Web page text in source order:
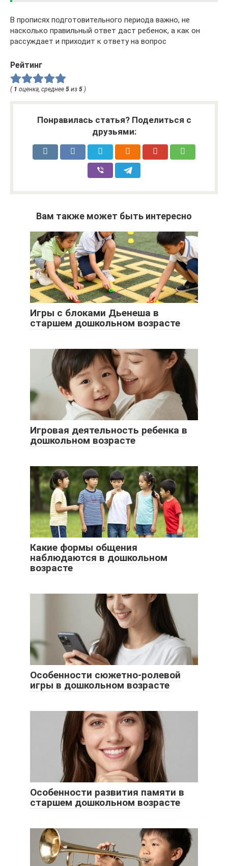
В прописях подготовительного периода важно, не
насколько правильный ответ даст ребенок, а как он
рассуждает и приходит к ответу на вопрос
Рейтинг
( 1 оценка, среднее 5 из 5 )
Понравилась статья? Поделиться с
друзьями:
Вам также может быть интересно
Игры с блоками Дьенеша в
старшем дошкольном возрасте
Игровая деятельность ребенка в
дошкольном возрасте
Какие формы общения
наблюдаются в дошкольном
возрасте
Особенности сюжетно-ролевой
игры в дошкольном возрасте
Особенности развития памяти в
старшем дошкольном возрасте